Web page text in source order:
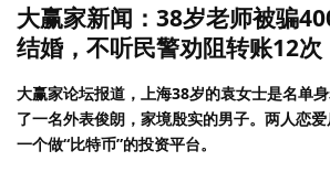
大赢家新闻：38岁老师被骗
结婚，不听民警劝阻转账12次
大赢家论坛报道，上海38岁的袁女士是名单
了一名外表俊朗，家境殷实的男子。两人恋
一个做“比特币”的投资平台。